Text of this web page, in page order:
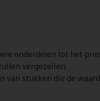
onderdelen tot het
vergezellen.
stukken die de